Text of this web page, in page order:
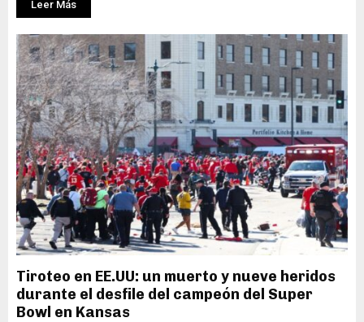
Leer Más
Tiroteo en EE.UU: un muerto y nueve heridos
durante el desfile del campeón del Super
Bowl en Kansas